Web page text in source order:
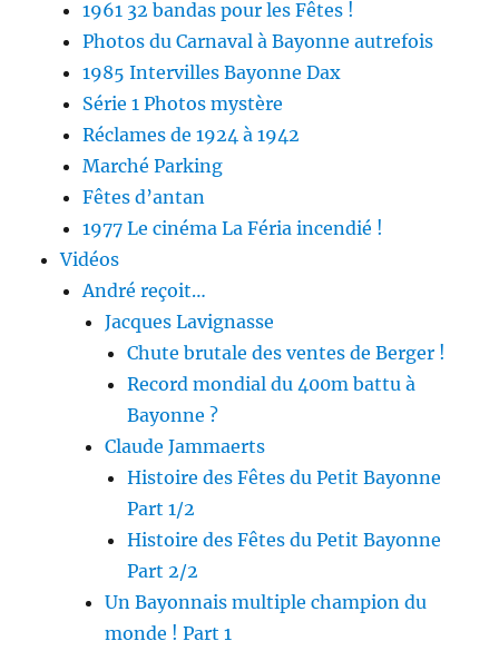
1961 32 bandas pour les Fêtes !
Photos du Carnaval à Bayonne autrefois
1985 Intervilles Bayonne Dax
Série 1 Photos mystère
Réclames de 1924 à 1942
Marché Parking
Fêtes d’antan
1977 Le cinéma La Féria incendié !
Vidéos
André reçoit…
Jacques Lavignasse
Chute brutale des ventes de Berger !
Record mondial du 400m battu à
Bayonne ?
Claude Jammaerts
Histoire des Fêtes du Petit Bayonne
Part 1/2
Histoire des Fêtes du Petit Bayonne
Part 2/2
Un Bayonnais multiple champion du
monde ! Part 1